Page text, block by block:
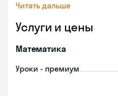
Читать дальше
Услуги и цены
Математика
Уроки - премиум